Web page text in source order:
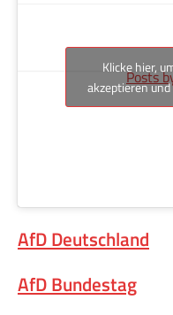
Posts
Klicke hier,
akzeptieren
AfD Deutschland
AfD Bundestag